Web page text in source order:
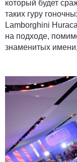
который будет
таких гуру
Lamborghini
на подходе,
знаменитых